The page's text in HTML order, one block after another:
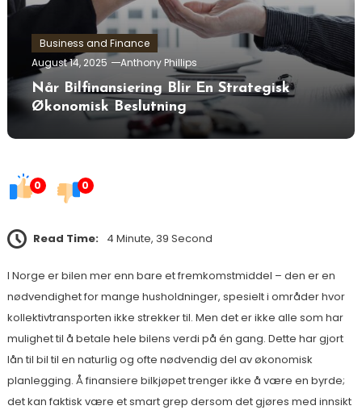
Business and Finance
August 14, 2025
Anthony Phillips
Når Bilfinansiering Blir En Strategisk
Økonomisk Beslutning
0 0
Read Time: 4 Minute, 39 Second
I Norge er bilen mer enn bare et fremkomstmiddel – den er en
nødvendighet for mange husholdninger, spesielt i områder hvor
kollektivtransporten ikke strekker til. Men det er ikke alle som har
mulighet til å betale hele bilens verdi på én gang. Dette har gjort
lån til bil til en naturlig og ofte nødvendig del av økonomisk
planlegging. Å finansiere bilkjøpet trenger ikke å være en byrde;
det kan faktisk være et smart grep dersom det gjøres med innsikt